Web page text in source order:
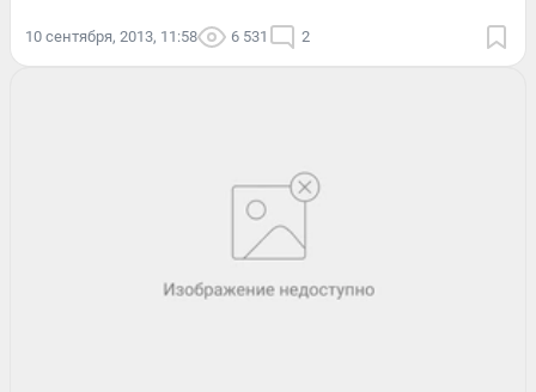
10 сентября, 2013, 11:58 6 531 2